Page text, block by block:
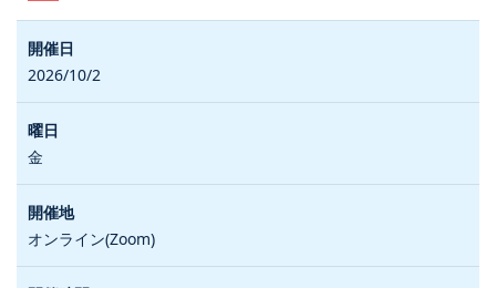
2026/10/2
金
オンライン(Zoom)